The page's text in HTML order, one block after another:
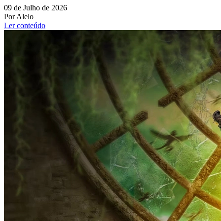
09 de Julho de 2026
Por Alelo
Ler conteúdo